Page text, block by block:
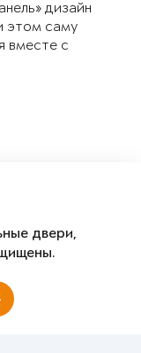
дизайн
этом саму
вместе с
двери,